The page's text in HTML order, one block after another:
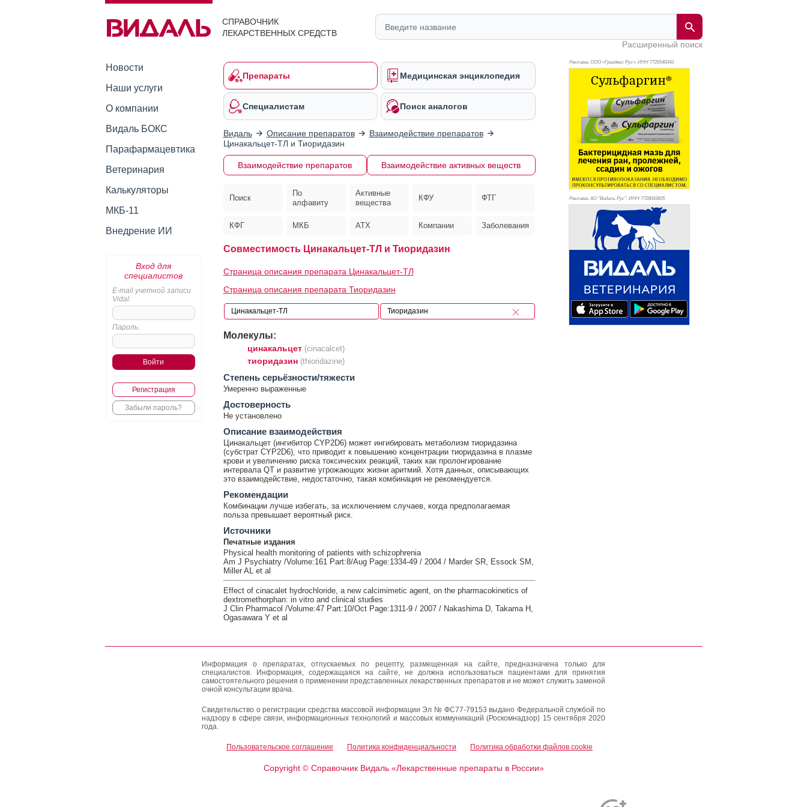
СПРАВОЧНИК
ЛЕКАРСТВЕННЫХ СРЕДСТВ
Расширенный поиск
Новости
Наши услуги
О компании
Видаль БОКС
Парафармацевтика
Ветеринария
Калькуляторы
МКБ-11
Внедрение ИИ
Вход для
специалистов
E-mail учетной записи
Vidal:
Пароль:
Регистрация
Забыли пароль?
Препараты Медицинская энциклопедия
Специалистам Поиск аналогов
Видаль Описание препаратов
Взаимодействие препаратов
Цинакальцет-ТЛ и Тиоридазин
Взаимодействие препаратов Взаимодействие активных веществ
Поиск
По
алфавиту
Активные
вещества
КФУ ФТГ
КФГ МКБ АТХ Компании Заболевания
Совместимость Цинакальцет-ТЛ и Тиоридазин
Страница описания препарата Цинакальцет-ТЛ
Страница описания препарата Тиоридазин
Молекулы:
цинакальцет (cinacalcet)
тиоридазин (thioridazine)
Cтепень серьёзности/тяжести
Умеренно выраженные
Достоверность
Не установлено
Описание взаимодействия
Цинакальцет (ингибитор CYP2D6) может ингибировать метаболизм тиоридазина
(субстрат CYP2D6), что приводит к повышению концентрации тиоридазина в плазме
крови и увеличению риска токсических реакций, таких как пролонгирование
интервала QT и развитие угрожающих жизни аритмий. Хотя данных, описывающих
это взаимодействие, недостаточно, такая комбинация не рекомендуется.
Рекомендации
Комбинации лучше избегать, за исключением случаев, когда предполагаемая
польза превышает вероятный риск.
Источники
Печатные издания
Physical health monitoring of patients with schizophrenia
Am J Psychiatry /Volume:161 Part:8/Aug Page:1334-49 / 2004 / Marder SR, Essock SM,
Miller AL et al
Effect of cinacalet hydrochloride, a new calcimimetic agent, on the pharmacokinetics of
dextromethorphan: in vitro and clinical studies
J Clin Pharmacol /Volume:47 Part:10/Oct Page:1311-9 / 2007 / Nakashima D, Takama H,
Ogasawara Y et al
Реклама. ООО «Гриндекс Рус», ИНН 7726548343
Реклама. АО "Видаль Рус", ИНН 7728043605
Информация о препаратах, отпускаемых по рецепту, размещенная на сайте, предназначена только для
специалистов. Информация, содержащаяся на сайте, не должна использоваться пациентами для принятия
самостоятельного решения о применении представленных лекарственных препаратов и не может служить заменой
очной консультации врача.
Свидетельство о регистрации средства массовой информации Эл № ФС77-79153 выдано Федеральной службой по
надзору в сфере связи, информационных технологий и массовых коммуникаций (Роскомнадзор) 15 сентября 2020
года.
Пользовательское соглашение Политика конфиденциальности Политика обработки файлов cookie
Copyright ©Справочник Видаль «Лекарственные препараты в России»